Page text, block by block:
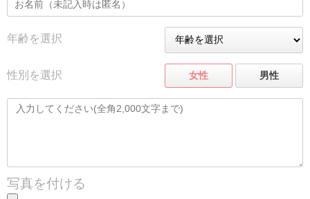
年齢を選択
性別を選択 女性 男性
写真を付ける